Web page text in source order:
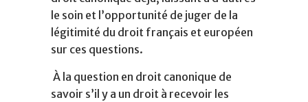
le soin et l’opportunité de juger de la
légitimité du droit français et européen
sur ces questions.
À la question en droit canonique de
savoir s’il y a un droit à recevoir les